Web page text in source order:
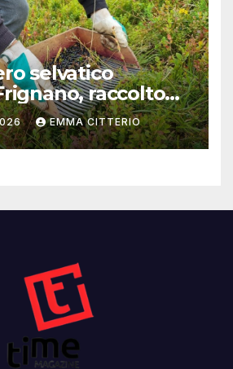
selvatico
raccolto
da monitorare
EMMA CITTERIO